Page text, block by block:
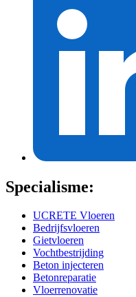
Specialisme:
UCRETE Vloeren
Bedrijfsvloeren
Gietvloeren
Vochtbestrijding
Beton injecteren
Betonreparatie
Vloerrenovatie